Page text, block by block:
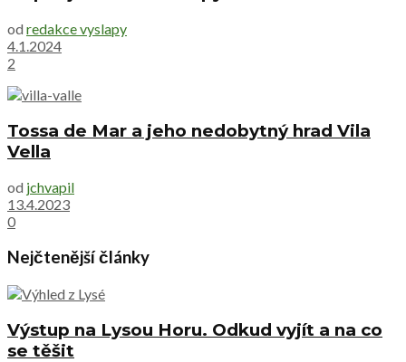
od redakce vyslapy
4.1.2024
2
Tossa de Mar a jeho nedobytný hrad Vila
Vella
od jchvapil
13.4.2023
0
Nejčtenější články
Výstup na Lysou Horu. Odkud vyjít a na co
se těšit